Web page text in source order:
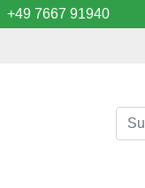
+49 7667 91940